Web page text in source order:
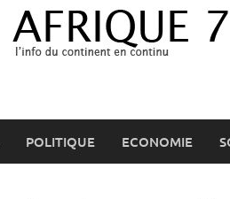
POLITIQUE ECONOMIE